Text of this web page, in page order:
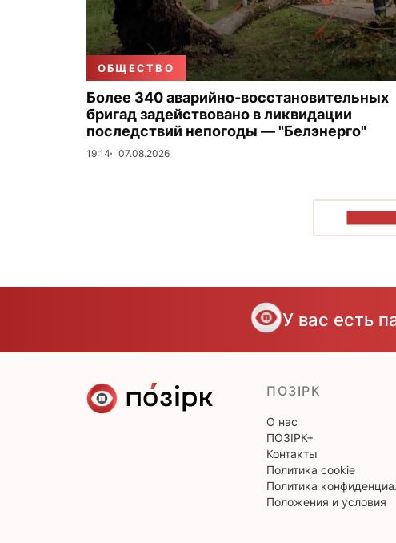
ОБЩЕСТВО
Более 340 аварийно-восстановительных
бригад задействовано в ликвидации
последствий непогоды — "Белэнерго"
19:14 07.08.2026
У вас есть
ПОЗІРК
О нас
ПОЗІРК+
Контакты
Политика cookie
Политика
Положения и условия